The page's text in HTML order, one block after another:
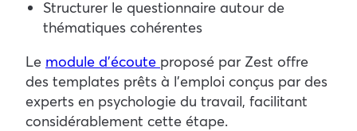
Structurer le questionnaire autour de
thématiques cohérentes
Le module d’écoute proposé par Zest offre
des templates prêts à l’emploi conçus par des
experts en psychologie du travail, facilitant
considérablement cette étape.